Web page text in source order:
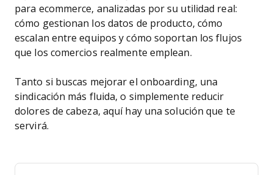
para ecommerce, analizadas por su utilidad real:
cómo gestionan los datos de producto, cómo
escalan entre equipos y cómo soportan los flujos
que los comercios realmente emplean.
Tanto si buscas mejorar el onboarding, una
sindicación más fluida, o simplemente reducir
dolores de cabeza, aquí hay una solución que te
servirá.